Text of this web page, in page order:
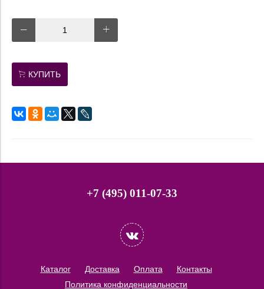
КУПИТЬ
+7 (495) 011-07-33
Каталог Доставка Оплата
Контакты
Политика конфиденциальности